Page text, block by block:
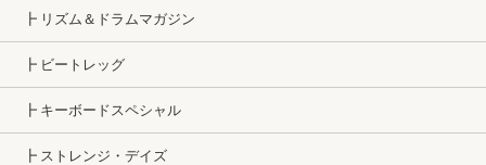
┣ リズム＆ドラムマガジン
┣ ビートレッグ
┣ キーボードスペシャル
┣ ストレンジ・デイズ